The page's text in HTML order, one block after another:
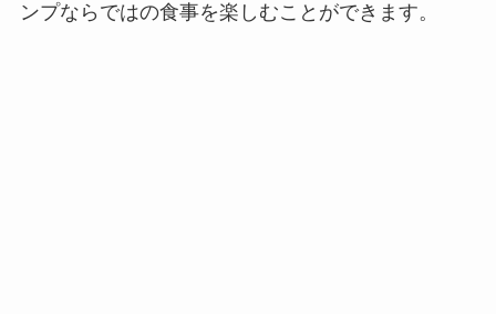
ンプならではの食事を楽しむことができます。